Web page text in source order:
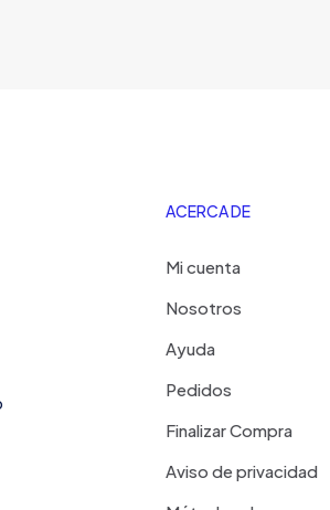
ACERCA DE
Mi cuenta
Nosotros
Ayuda
Pedidos
Finalizar Compra
Aviso de privacidad